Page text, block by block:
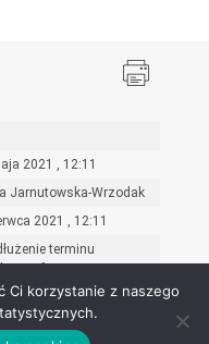
2021 , 12:11
Jarnutowska-Wrzodak
2021 , 12:11
terminu
Ci korzystanie z naszego